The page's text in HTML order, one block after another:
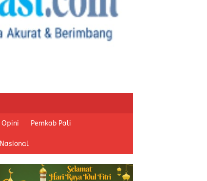
Opini Pemkab Pali
Nasional